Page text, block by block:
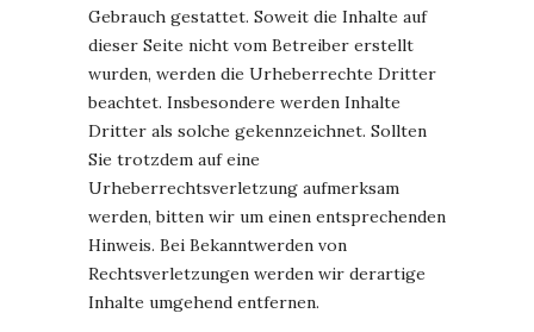
Gebrauch gestattet. Soweit die Inhalte auf
dieser Seite nicht vom Betreiber erstellt
wurden, werden die Urheberrechte Dritter
beachtet. Insbesondere werden Inhalte
Dritter als solche gekennzeichnet. Sollten
Sie trotzdem auf eine
Urheberrechtsverletzung aufmerksam
werden, bitten wir um einen entsprechenden
Hinweis. Bei Bekanntwerden von
Rechtsverletzungen werden wir derartige
Inhalte umgehend entfernen.